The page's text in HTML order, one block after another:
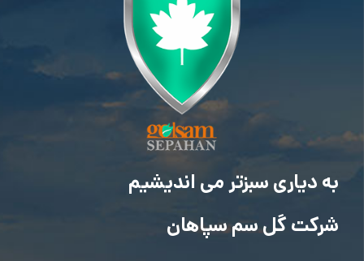
به دیاری سبزتر می اندیشیم
شرکت گل سم سپاهان